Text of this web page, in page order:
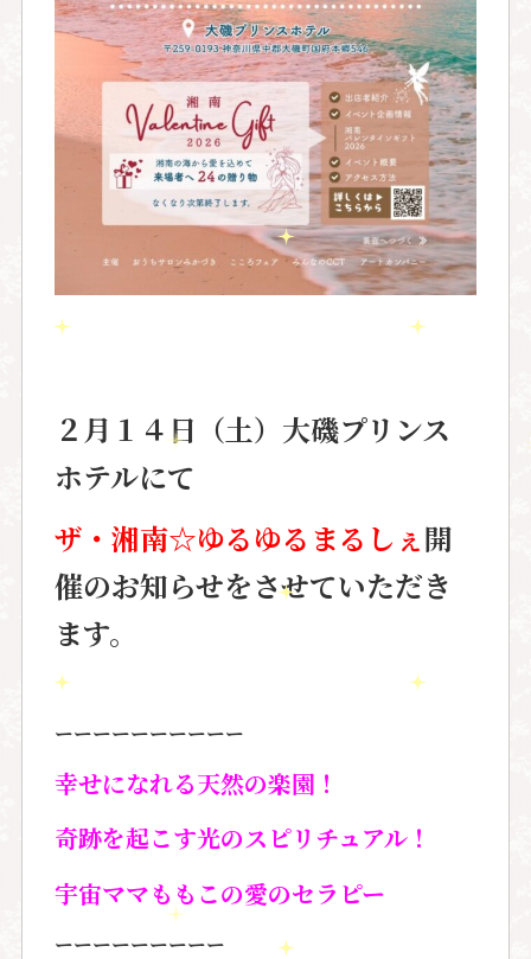
２月１４日（土）大磯プリンス
ホテルにて
ザ・湘南☆ゆるゆるまるしぇ開
催のお知らせをさせていただき
ます。
ーーーーーーーーーー
幸せになれる天然の楽園！
奇跡を起こす光のスピリチュアル！
宇宙ママももこの愛のセラピー
ーーーーーーーーー